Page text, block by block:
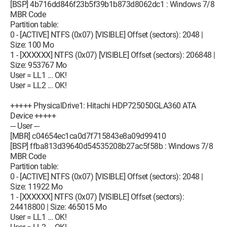
C:\Windows\System32\svchost.exe
O23 - Service:
@%SystemRoot%\System32\themeservice.dll,-8192
(Themes) - Unknown owner -
C:\Windows\System32\svchost.exe
O23 - Service: @%systemroot%\system32\mmcss.dll,-102
(THREADORDER) - Unknown owner -
C:\Windows\system32\svchost.exe
O23 - Service: Wacom Consumer Touch Service
Files\Tablet\Pen\Pen_TouchService.exe
O23 - Service:
@%SystemRoot%\servicing\TrustedInstaller.exe,-100
(TrustedInstaller) - Unknown owner -
C:\Windows\servicing\TrustedInstaller.exe
O23 - Service: @%SystemRoot%\system32\ui0detect.exe,-101
(UI0Detect) - Unknown owner -
C:\Windows\system32\UI0Detect.exe (file missing)
O23 - Service: @%SystemRoot%\system32\umrdp.dll,-1000
(UmRdpService) - Unknown owner -
C:\Windows\System32\svchost.exe
O23 - Service: @%systemroot%\system32\upnphost.dll,-213
[BSP] 4b716dd846f23b5f39b1b873d8062dc1 : Windows 7/8
MBR Code
Partition table:
0 - [ACTIVE] NTFS (0x07) [VISIBLE] Offset (sectors): 2048 |
Size: 100 Mo
1 - [XXXXXX] NTFS (0x07) [VISIBLE] Offset (sectors): 206848 |
Size: 953767 Mo
User = LL1 ... OK!
User = LL2 ... OK!
+++++ PhysicalDrive1: Hitachi HDP725050GLA360 ATA
Device +++++
--- User ---
[MBR] c04654ec1ca0d7f715843e8a09d99410
[BSP] ffba813d39640d54535208b27ac5f58b : Windows 7/8
MBR Code
Partition table:
0 - [ACTIVE] NTFS (0x07) [VISIBLE] Offset (sectors): 2048 |
Size: 11922 Mo
1 - [XXXXXX] NTFS (0x07) [VISIBLE] Offset (sectors):
24418800 | Size: 465015 Mo
User = LL1 ... OK!